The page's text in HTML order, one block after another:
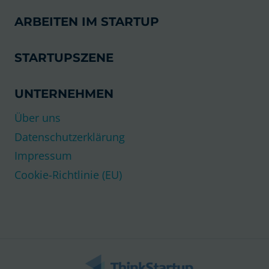
ARBEITEN IM STARTUP
STARTUPSZENE
UNTERNEHMEN
Über uns
Datenschutzerklärung
Impressum
Cookie-Richtlinie (EU)